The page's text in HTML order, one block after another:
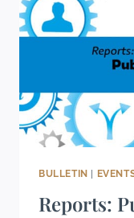
BULLETIN |
Reports: